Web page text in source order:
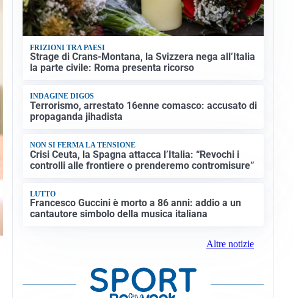
FRIZIONI TRA PAESI
Strage di Crans-Montana, la Svizzera nega all’Italia
la parte civile: Roma presenta ricorso
INDAGINE DIGOS
Terrorismo, arrestato 16enne comasco: accusato di
propaganda jihadista
NON SI FERMA LA TENSIONE
Crisi Ceuta, la Spagna attacca l’Italia: “Revochi i
controlli alle frontiere o prenderemo contromisure”
LUTTO
Francesco Guccini è morto a 86 anni: addio a un
cantautore simbolo della musica italiana
Altre notizie